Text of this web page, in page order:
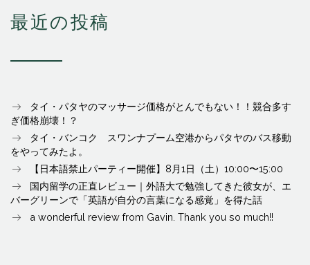
最近の投稿
タイ・パタヤのマッサージ価格がとんでもない！！競合多す
ぎ価格崩壊！？
タイ・バンコク スワンナプーム空港からパタヤのバス移動
をやってみたよ。
【日本語禁止パーティー開催】8月1日（土）10:00〜15:00
国内留学の正直レビュー｜外語大で勉強してきた彼女が、エ
バーグリーンで「英語が自分の言葉になる感覚」を得た話
a wonderful review from Gavin. Thank you so much!!